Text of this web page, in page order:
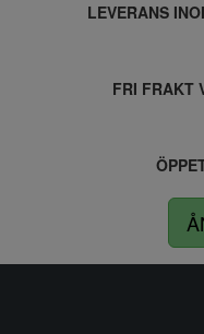
LEVERANS
FRI FRAKT